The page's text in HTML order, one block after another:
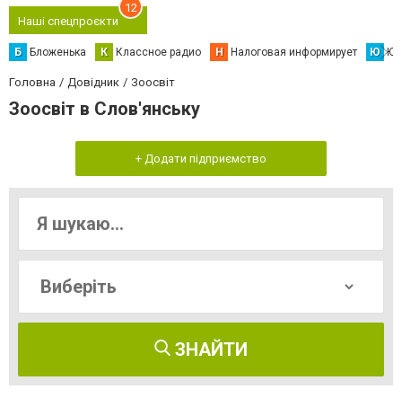
Наші спецпроєкти
12
Б Бложенька К Классное радио Н Налоговая информирует Ю
Головна Довідник Зоосвіт
Зоосвіт в Слов'янську
+ Додати підприємство
ЗНАЙТИ